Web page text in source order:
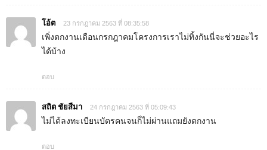
โอ้ต 23 กรกฎาคม 2563 ที่ 08:35:58
เพิ่งตกงานเดือนกรกฎาคมโครงการเราไม่ทิ้งกันนี่จะช่วยอะไร
ได้บ้าง
ตอบ
สถิต ชัยสีมา 24 กรกฎาคม 2563 ที่ 05:09:43
ไม่ได้ลงทะเบียนบัตรคนจนก็ไม่ผ่านแถมยังตกงาน
ตอบ